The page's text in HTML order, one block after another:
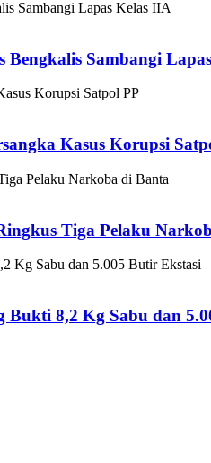
Bengkalis Sambangi
Kasus Korupsi
Tiga Pelaku
Bukti 8,2 Kg Sabu dan